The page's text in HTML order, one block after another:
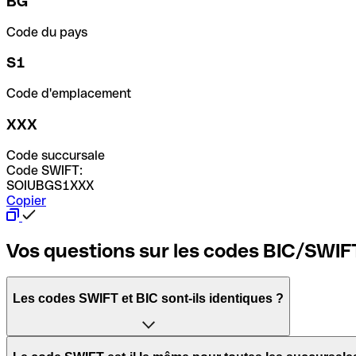
Code du pays
S1
Code d'emplacement
XXX
Code succursale
Code SWIFT:
SOIUBGS1XXX
Copier
Vos questions sur les codes BIC/
Les codes SWIFT et BIC sont-ils identiques ?